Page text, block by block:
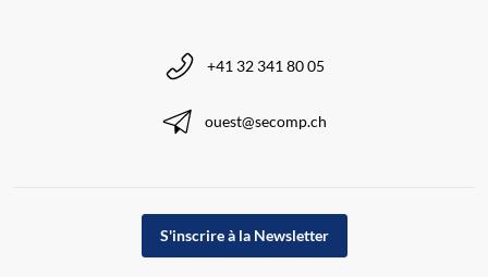
+41 32 341 80 05
ouest@secomp.ch
S'inscrire à la Newsletter